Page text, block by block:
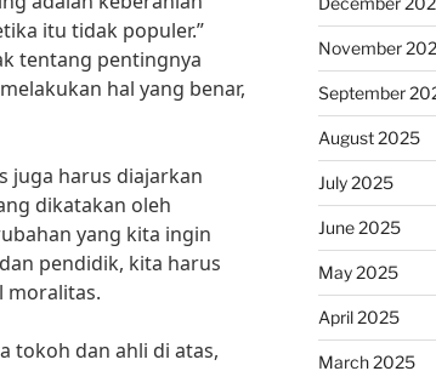
itu tidak populer.”
tentang pentingnya
hal yang benar,
juga harus diajarkan
dikatakan oleh
yang kita ingin
pendidik, kita harus
moralitas.
tokoh dan ahli di atas,
November
September
August 2025
July 2025
June 2025
May 2025
April 2025
March 2025